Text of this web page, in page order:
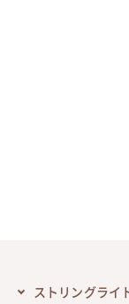
ストリングライ